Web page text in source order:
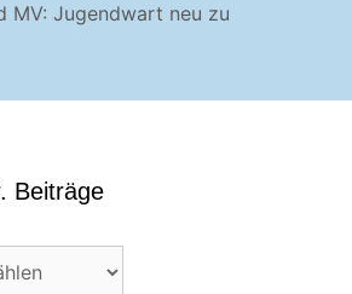
MV: Jugendwart neu zu
Beiträge